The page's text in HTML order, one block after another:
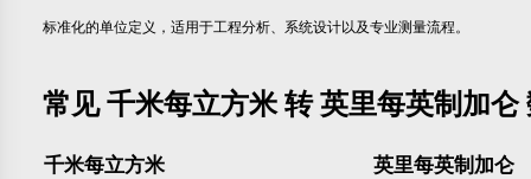
标准化的单位定义，适用于工程分析、系统设计以及专业测量流程。
常见 千米每立方米 转 英里每英制加仑
千米每立方米 英里每英制加仑